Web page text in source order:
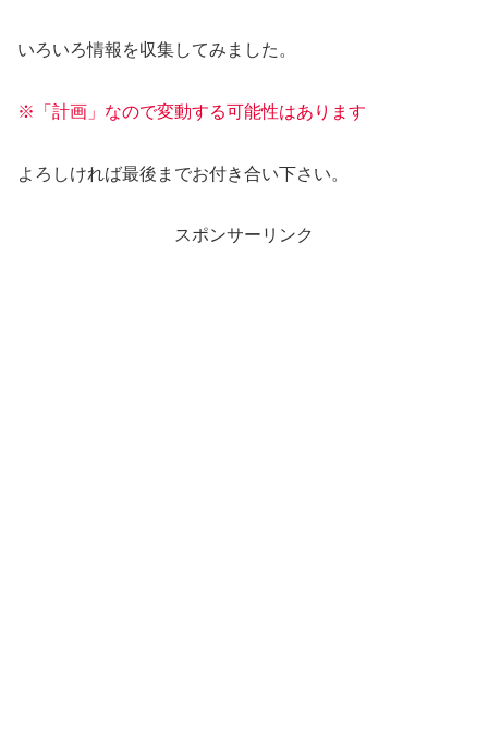
いろいろ情報を収集してみました。
※「計画」なので変動する可能性はあります
よろしければ最後までお付き合い下さい。
スポンサーリンク